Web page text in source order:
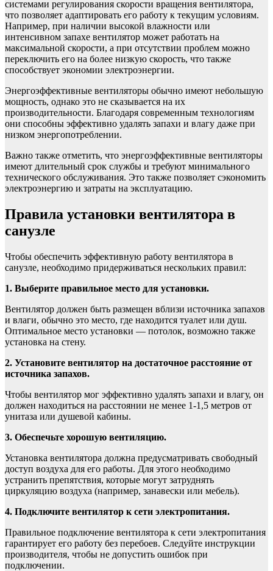
системами регулирования скорости вращения вентилятора,
что позволяет адаптировать его работу к текущим условиям.
Например, при наличии высокой влажности или
интенсивном запахе вентилятор может работать на
максимальной скорости, а при отсутствии проблем можно
переключить его на более низкую скорость, что также
способствует экономии электроэнергии.
Энергоэффективные вентиляторы обычно имеют небольшую
мощность, однако это не сказывается на их
производительности. Благодаря современным технологиям
они способны эффективно удалять запахи и влагу даже при
низком энергопотреблении.
Важно также отметить, что энергоэффективные вентиляторы
имеют длительный срок службы и требуют минимального
технического обслуживания. Это также позволяет сэкономить
электроэнергию и затраты на эксплуатацию.
Правила установки вентилятора в
санузле
Чтобы обеспечить эффективную работу вентилятора в
санузле, необходимо придерживаться нескольких правил:
1. Выберите правильное место для установки.
Вентилятор должен быть размещен вблизи источника запахов
и влаги, обычно это место, где находится туалет или душ.
Оптимальное место установки — потолок, возможно также
установка на стену.
2. Установите вентилятор на достаточное расстояние от
источника запахов.
Чтобы вентилятор мог эффективно удалять запахи и влагу, он
должен находиться на расстоянии не менее 1-1,5 метров от
унитаза или душевой кабины.
3. Обеспечьте хорошую вентиляцию.
Установка вентилятора должна предусматривать свободный
доступ воздуха для его работы. Для этого необходимо
устранить препятствия, которые могут затруднять
циркуляцию воздуха (например, занавески или мебель).
4. Подключите вентилятор к сети электропитания.
Правильное подключение вентилятора к сети электропитания
гарантирует его работу без перебоев. Следуйте инструкции
производителя, чтобы не допустить ошибок при
подключении.